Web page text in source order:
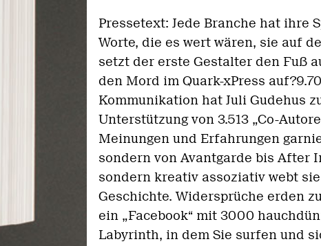
Pressetext: Jede Branche hat ihre
Worte, die es wert wären, sie auf
setzt der erste Gestalter den Fuß
den Mord im Quark-xPress
Kommunikation hat Juli Gudehus
Unterstützung von 3.513 „Co-
Meinungen und Erfahrungen
sondern von Avantgarde bis After
sondern kreativ assoziativ webt
Geschichte. Widersprüche erden
ein „Facebook“ mit 3000
Labyrinth, in dem Sie surfen und